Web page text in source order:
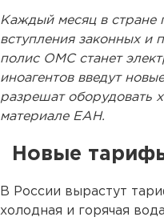
Каждый месяц в стране
вступления законных и
полис ОМС станет
иноагентов введут
разрешат оборудовать
материале ЕАН.
Новые
В России вырастут
холодная и горячая